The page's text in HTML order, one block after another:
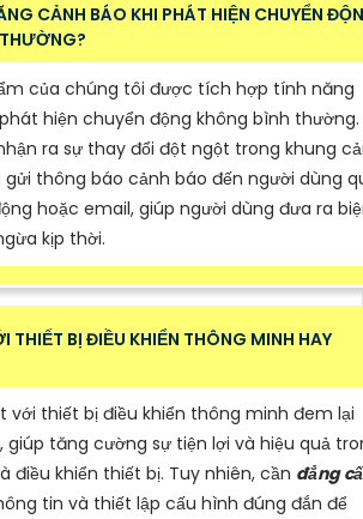
CẢNH BÁO KHI PHÁT HIỆN CHUYỂN
của chúng tôi được tích hợp tính năng
hiện chuyển động không bình thường.
ra sự thay đổi đột ngột trong khung
gửi thông báo cảnh báo đến người dùng
hoặc email, giúp người dùng đưa ra
kịp thời.
THIẾT BỊ ĐIỀU KHIỂN THÔNG MINH HAY
với thiết bị điều khiển thông minh đem lại
giúp tăng cường sự tiện lợi và hiệu quả
điều khiển thiết bị. Tuy nhiên, cần đẳng
tin và thiết lập cấu hình đúng đắn để